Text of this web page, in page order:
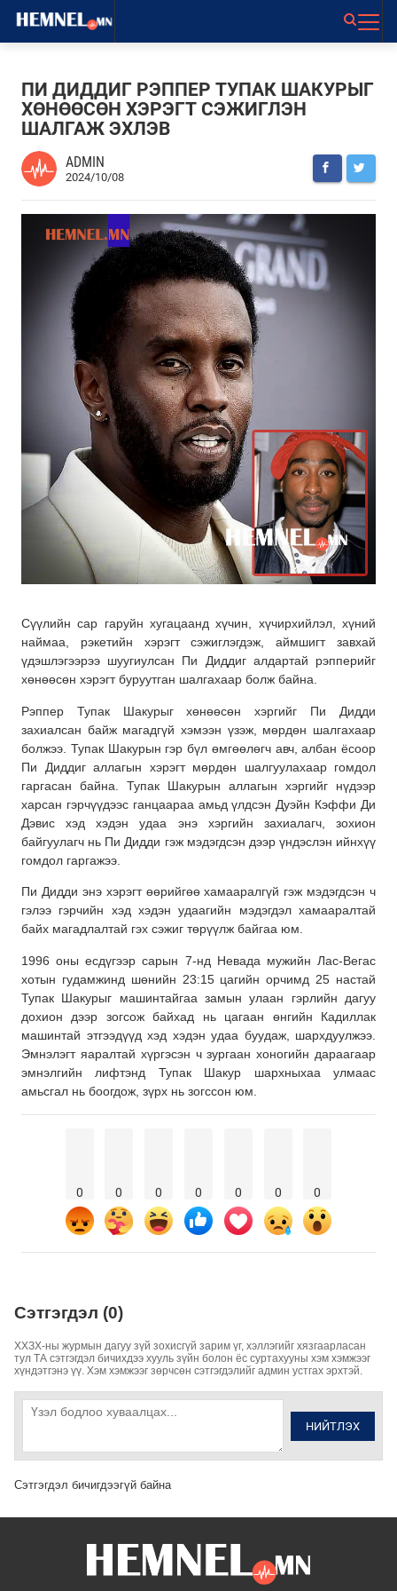
ПИ ДИДДИГ РЭППЕР ТУПАК ШАКУРЫГ
ХӨНӨӨСӨН ХЭРЭГТ СЭЖИГЛЭН
ШАЛГАЖ ЭХЛЭВ
ADMIN
2024/10/08
Сүүлийн сар гаруйн хугацаанд хүчин, хүчирхийлэл, хүний
наймаа, рэкетийн хэрэгт сэжиглэгдэж, аймшигт завхай
үдэшлэгээрээ шуугиулсан Пи Диддиг алдартай рэпперийг
хөнөөсөн хэрэгт буруутган шалгахаар болж байна.
Рэппер Тупак Шакурыг хөнөөсөн хэргийг Пи Дидди
захиалсан байж магадгүй хэмээн үзэж, мөрдөн шалгахаар
болжээ. Тупак Шакурын гэр бүл өмгөөлөгч авч, албан ёсоор
Пи Диддиг аллагын хэрэгт мөрдөн шалгуулахаар гомдол
гаргасан байна. Тупак Шакурын аллагын хэргийг нүдээр
харсан гэрчүүдээс ганцаараа амьд үлдсэн Дуэйн Кэффи Ди
Дэвис хэд хэдэн удаа энэ хэргийн захиалагч, зохион
байгуулагч нь Пи Дидди гэж мэдэгдсэн дээр үндэслэн ийнхүү
гомдол гаргажээ.
Пи Дидди энэ хэрэгт өөрийгөө хамааралгүй гэж мэдэгдсэн ч
гэлээ гэрчийн хэд хэдэн удаагийн мэдэгдэл хамааралтай
байх магадлалтай гэх сэжиг төрүүлж байгаа юм.
1996 оны есдүгээр сарын 7-нд Невада мужийн Лас-Вегас
хотын гудамжинд шөнийн 23:15 цагийн орчимд 25 настай
Тупак Шакурыг машинтайгаа замын улаан гэрлийн дагуу
дохион дээр зогсож байхад нь цагаан өнгийн Кадиллак
машинтай этгээдүүд хэд хэдэн удаа буудаж, шархдуулжээ.
Эмнэлэгт яаралтай хүргэсэн ч зургаан хоногийн дараагаар
эмнэлгийн лифтэнд Тупак Шакур шархныхаа улмаас
амьсгал нь боогдож, зүрх нь зогссон юм.
0 0 0 0 0 0 0
Сэтгэгдэл (0)
ХХЗХ-ны журмын дагуу зүй зохисгүй зарим үг, хэллэгийг хязгаарласан
тул ТА сэтгэгдэл бичихдээ хууль зүйн болон ёс суртахууны хэм хэмжээг
хүндэтгэнэ үү. Хэм хэмжээг зөрчсөн сэтгэгдэлийг админ устгах эрхтэй.
НИЙТЛЭХ
Сэтгэгдэл бичигдээгүй байна